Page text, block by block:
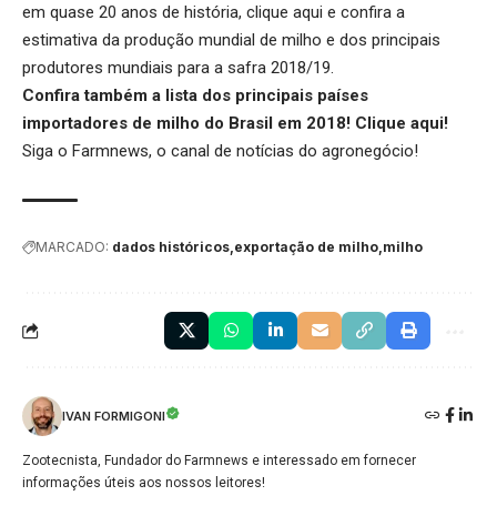
em quase 20 anos de história, clique aqui e confira a
estimativa da produção mundial de milho e dos principais
produtores mundiais para a safra 2018/19.
Confira também a lista dos principais países
importadores de milho do Brasil em 2018! Clique aqui!
Siga o Farmnews, o canal de notícias do agronegócio!
MARCADO: dados históricos exportação de milho milho
IVAN FORMIGONI
Zootecnista, Fundador do Farmnews e interessado em fornecer
informações úteis aos nossos leitores!